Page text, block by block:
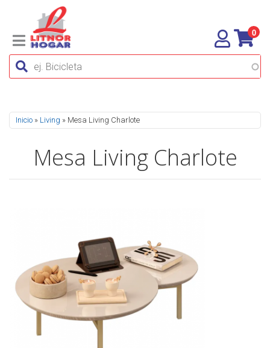
0
Se encuentra usted aquí
Inicio » Living » Mesa Living Charlote
Mesa Living Charlote